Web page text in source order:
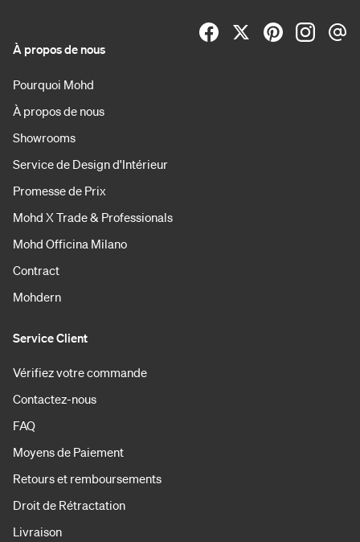
À propos de nous
Pourquoi Mohd
À propos de nous
Showrooms
Service de Design d'Intérieur
Promesse de Prix
Mohd X Trade & Professionals
Mohd Officina Milano
Contract
Mohdern
Service Client
Vérifiez votre commande
Contactez-nous
FAQ
Moyens de Paiement
Retours et remboursements
Droit de Rétractation
Livraison